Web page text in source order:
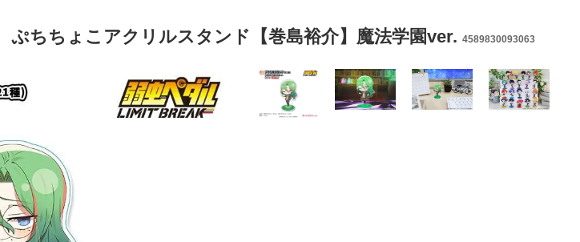
ちちょこアクリルスタンド【巻島裕介】魔法学園ver. 4589830093063